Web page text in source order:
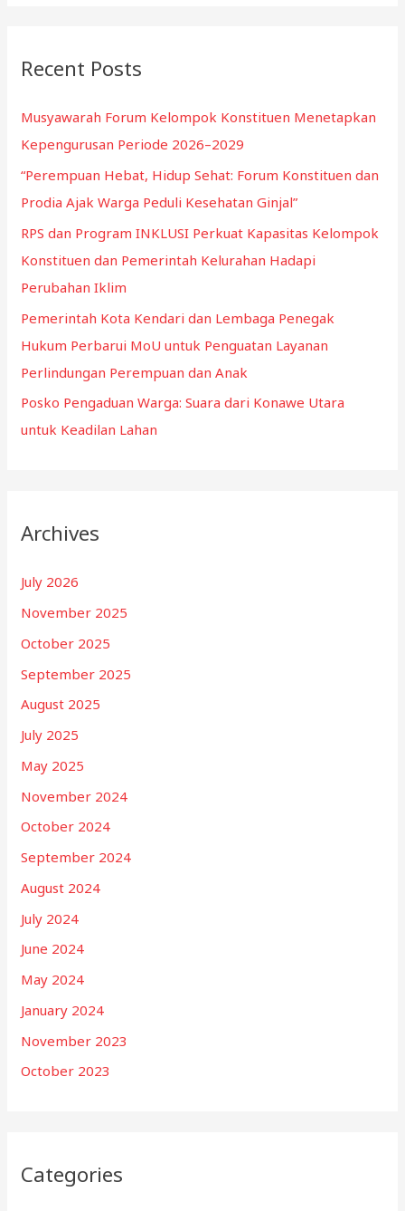
hRecent Posts
Musyawarah Forum Kelompok Konstituen Menetapkan
Kepengurusan Periode 2026–2029
“Perempuan Hebat, Hidup Sehat: Forum Konstituen dan
Prodia Ajak Warga Peduli Kesehatan Ginjal”
RPS dan Program INKLUSI Perkuat Kapasitas Kelompok
Konstituen dan Pemerintah Kelurahan Hadapi
Perubahan Iklim
Pemerintah Kota Kendari dan Lembaga Penegak
Hukum Perbarui MoU untuk Penguatan Layanan
Perlindungan Perempuan dan Anak
Posko Pengaduan Warga: Suara dari Konawe Utara
untuk Keadilan Lahan
Archives
July 2026
November 2025
October 2025
September 2025
August 2025
July 2025
May 2025
November 2024
October 2024
September 2024
August 2024
July 2024
June 2024
May 2024
January 2024
November 2023
October 2023
Categories